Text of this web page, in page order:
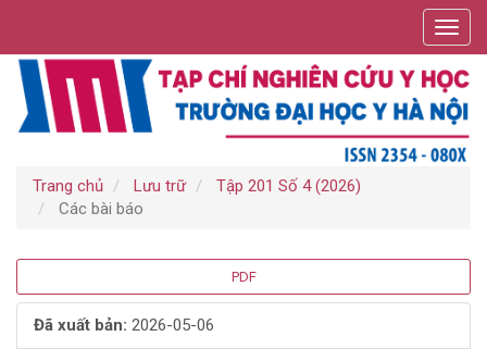
chính
Nội
dung
chính
Trang chủ Lưu trữ
Tập 201 Số 4 (2026)
Các bài báo
Thanh
bên
PDF
Đã xuất bản: 2026-05-06